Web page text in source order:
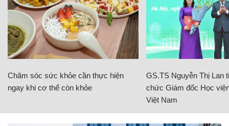
Chăm sóc sức khỏe cần thực hiện
ngay khi cơ thể còn khỏe
GS.TS Nguyễn Thị Lan
chức Giám đốc Học
Việt Nam